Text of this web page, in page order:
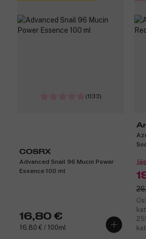
(1133)
COSRX
Advanced Snail 96 Mucin Power
Essence 100 ml
16,80 €
16,80 € / 100ml